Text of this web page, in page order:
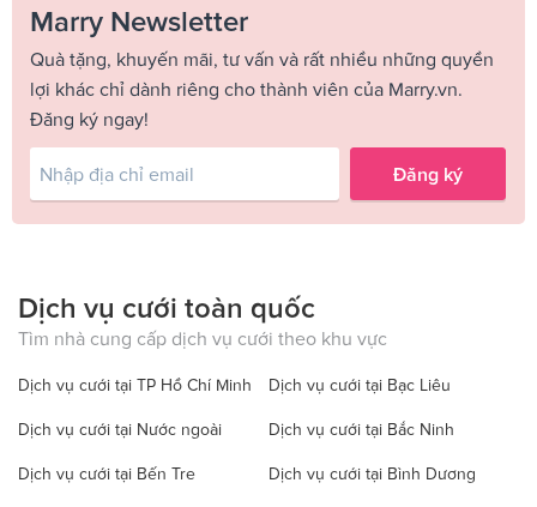
Marry Newsletter
Quà tặng, khuyến mãi, tư vấn và rất nhiều những quyền
lợi khác chỉ dành riêng cho thành viên của Marry.vn.
Đăng ký ngay!
Đăng ký
Dịch vụ cưới toàn quốc
Tìm nhà cung cấp dịch vụ cưới theo khu vực
Dịch vụ cưới tại TP Hồ Chí Minh Dịch vụ cưới tại Bạc Liêu
Dịch vụ cưới tại Nước ngoài Dịch vụ cưới tại Bắc Ninh
Dịch vụ cưới tại Bến Tre Dịch vụ cưới tại Bình Dương